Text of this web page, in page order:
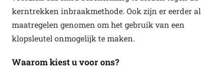
kerntrekken inbraakmethode. Ook zijn er eerder al
maatregelen genomen om het gebruik van een
klopsleutel onmogelijk te maken.
Waarom kiest u voor ons?